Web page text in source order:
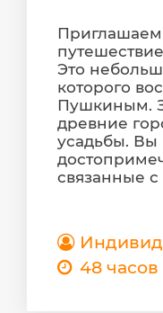
Приглашаем
Это
которого
Пушкиным.
древние
усадьбы. Вы
связанные
48 часов